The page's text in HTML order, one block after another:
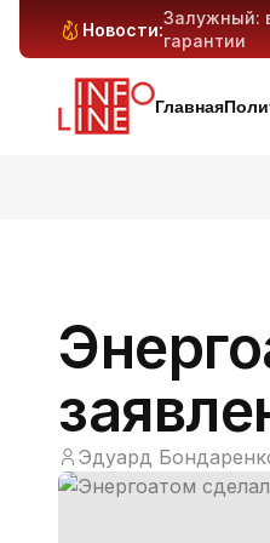
Новости:
Залужный:
гарантии
Киев и
Главная
Эдуард